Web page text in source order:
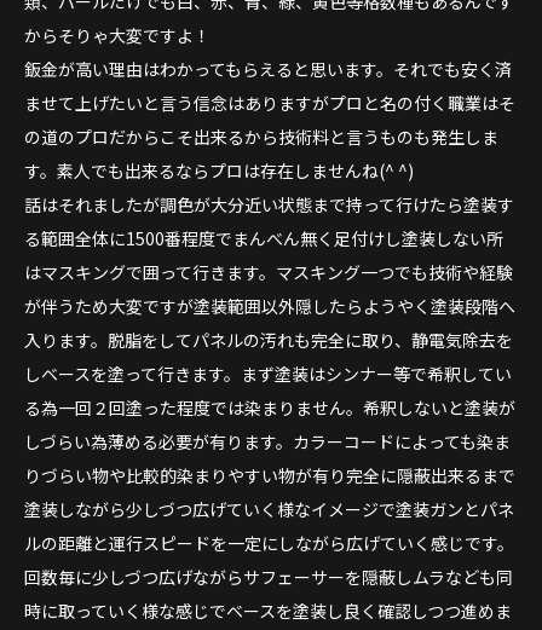
からそりゃ大変ですよ！
鈑金が高い理由はわかってもらえると思います。それでも安く済
ませて上げたいと言う信念はありますがプロと名の付く職業はそ
の道のプロだからこそ出来るから技術料と言うものも発生しま
す。素人でも出来るならプロは存在しませんね(^ ^)
話はそれましたが調色が大分近い状態まで持って行けたら塗装す
る範囲全体に1500番程度でまんべん無く足付けし塗装しない所
はマスキングで囲って行きます。マスキング一つでも技術や経験
が伴うため大変ですが塗装範囲以外隠したらようやく塗装段階へ
入ります。脱脂をしてパネルの汚れも完全に取り、静電気除去を
しベースを塗って行きます。まず塗装はシンナー等で希釈してい
る為一回２回塗った程度では染まりません。希釈しないと塗装が
しづらい為薄める必要が有ります。カラーコードによっても染ま
りづらい物や比較的染まりやすい物が有り完全に隠蔽出来るまで
塗装しながら少しづつ広げていく様なイメージで塗装ガンとパネ
ルの距離と運行スピードを一定にしながら広げていく感じです。
回数毎に少しづつ広げながらサフェーサーを隠蔽しムラなども同
時に取っていく様な感じでベースを塗装し良く確認しつつ進めま